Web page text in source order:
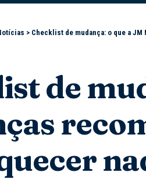
> Checklist de mudança: o que a
de